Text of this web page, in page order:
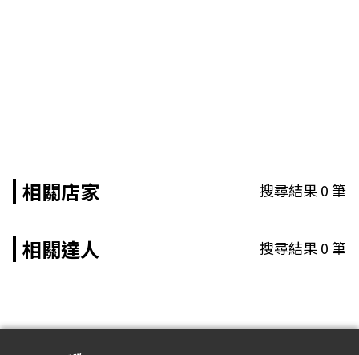
相關店家 搜尋結果0筆
相關達人 搜尋結果0筆